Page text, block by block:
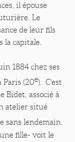
il épouse
Le
de leur fils
la capitale.
1884 chez ses
Paris (20e). C’est
Bidet, associé à
atelier situé
sans lendemain.
fille- voit le